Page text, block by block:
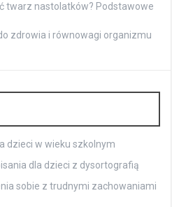
twarz nastolatków? Podstawowe
zdrowia i równowagi organizmu
dzieci w wieku szkolnym
dla dzieci z dysortografią
sobie z trudnymi zachowaniami